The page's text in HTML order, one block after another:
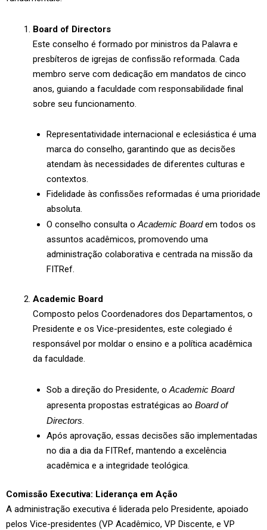
Board of Directors
Este conselho é formado por ministros da Palavra e
presbíteros de igrejas de confissão reformada. Cada
membro serve com dedicação em mandatos de cinco
anos, guiando a faculdade com responsabilidade final
sobre seu funcionamento.
Representatividade internacional e eclesiástica é uma
marca do conselho, garantindo que as decisões
atendam às necessidades de diferentes culturas e
contextos.
Fidelidade às confissões reformadas é uma prioridade
absoluta.
O conselho consulta oAcademic Boardem todos os
assuntos acadêmicos, promovendo uma
administração colaborativa e centrada na missão da
FITRef.
Academic Board
Composto pelos Coordenadores dos Departamentos, o
Presidente e os Vice-presidentes, este colegiado é
responsável por moldar o ensino e a política acadêmica
da faculdade.
Sob a direção do Presidente, oAcademic Board
apresenta propostas estratégicas ao Board of
Directors.
Após aprovação, essas decisões são implementadas
no dia a dia da FITRef, mantendo a excelência
acadêmica e a integridade teológica.
Comissão Executiva: Liderança em Ação
A administração executiva é liderada pelo Presidente, apoiado
pelos Vice-presidentes (VP Acadêmico, VP Discente, e VP